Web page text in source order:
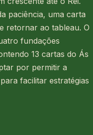
paciência, uma carta
retornar ao tableau. O
fundações
13 cartas do Ás
por permitir a
facilitar estratégias